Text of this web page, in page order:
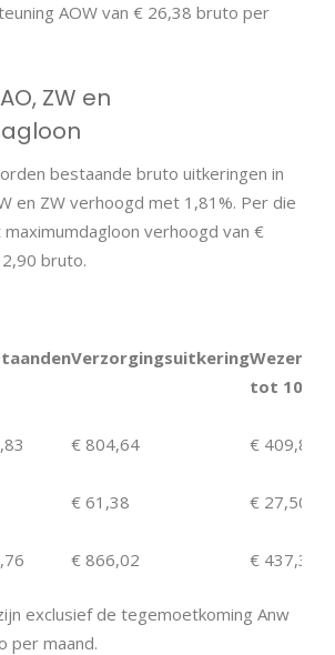
AOW van € 26,38 bruto per
ZW en
bestaande bruto uitkeringen in
en ZW verhoogd met 1,81%. Per die
verhoogd van €
bruto.
Verzorgingsuitkering
tot 10
€ 804,64 € 409,87
€ 61,38 € 27,50
€ 866,02 € 437,37
exclusief de tegemoetkoming Anw
per maand.